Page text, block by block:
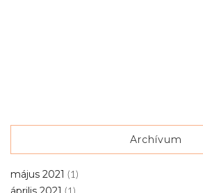
Archívum
május 2021 (1)